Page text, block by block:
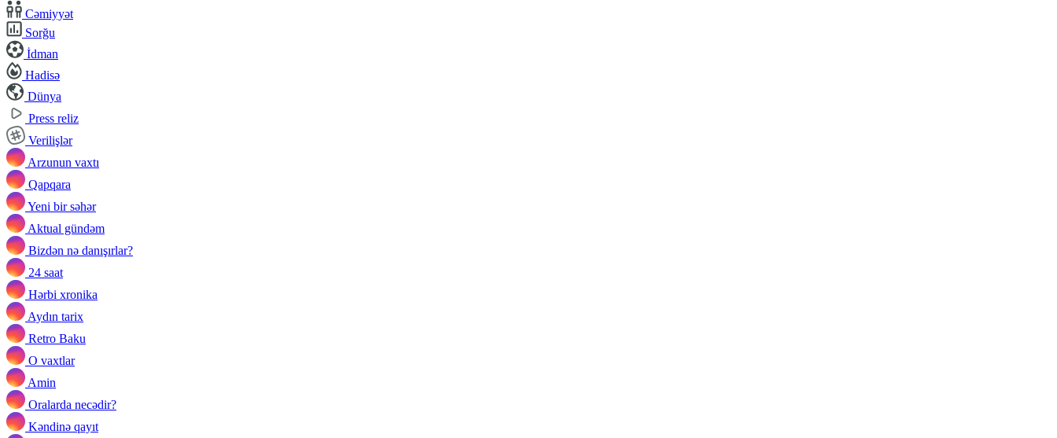
Cəmiyyət
Sorğu
İdman
Hadisə
Dünya
Press reliz
Verilişlər
Arzunun vaxtı
Qapqara
Yeni bir səhər
Aktual gündəm
Bizdən nə danışırlar?
24 saat
Hərbi xronika
Aydın tarix
Retro Baku
O vaxtlar
Amin
Oralarda necədir?
Kəndinə qayıt